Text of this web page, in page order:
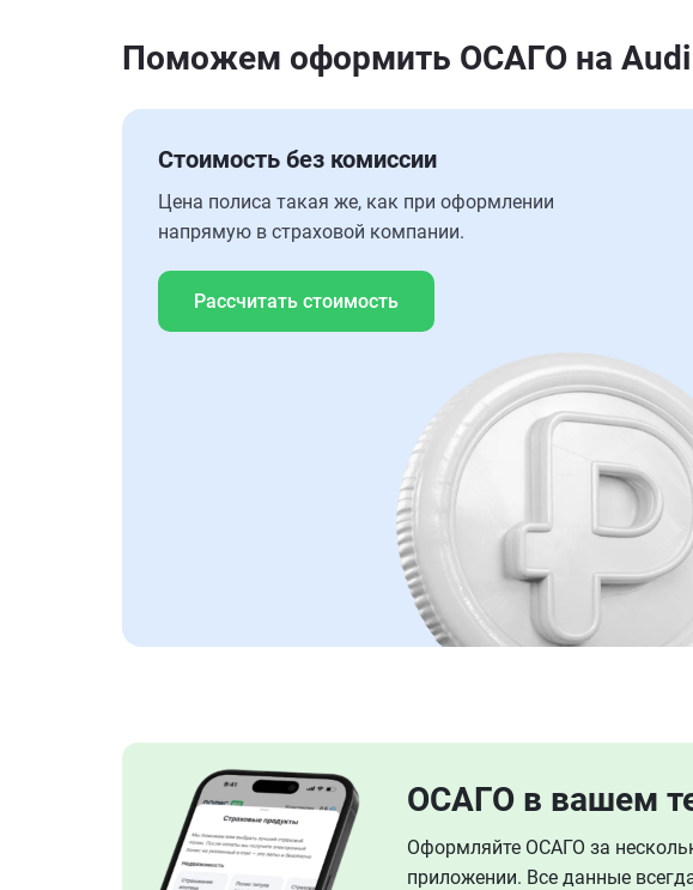
Поможем оформить ОСАГО на Audi
Стоимость без комиссии
Цена полиса такая же, как при оформлении
напрямую в страховой компании.
Рассчитать стоимость
ОСАГО в вашем
Оформляйте ОСАГО за
приложении. Все данные